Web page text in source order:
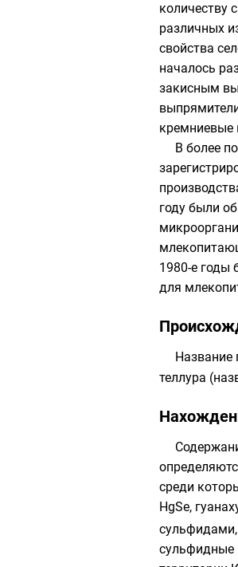
количеству
различных
свойства
началось
закисным
кремниевые
В более
году были
1980-е годы
для
Название
теллура
среди
HgSe,
сульфидные